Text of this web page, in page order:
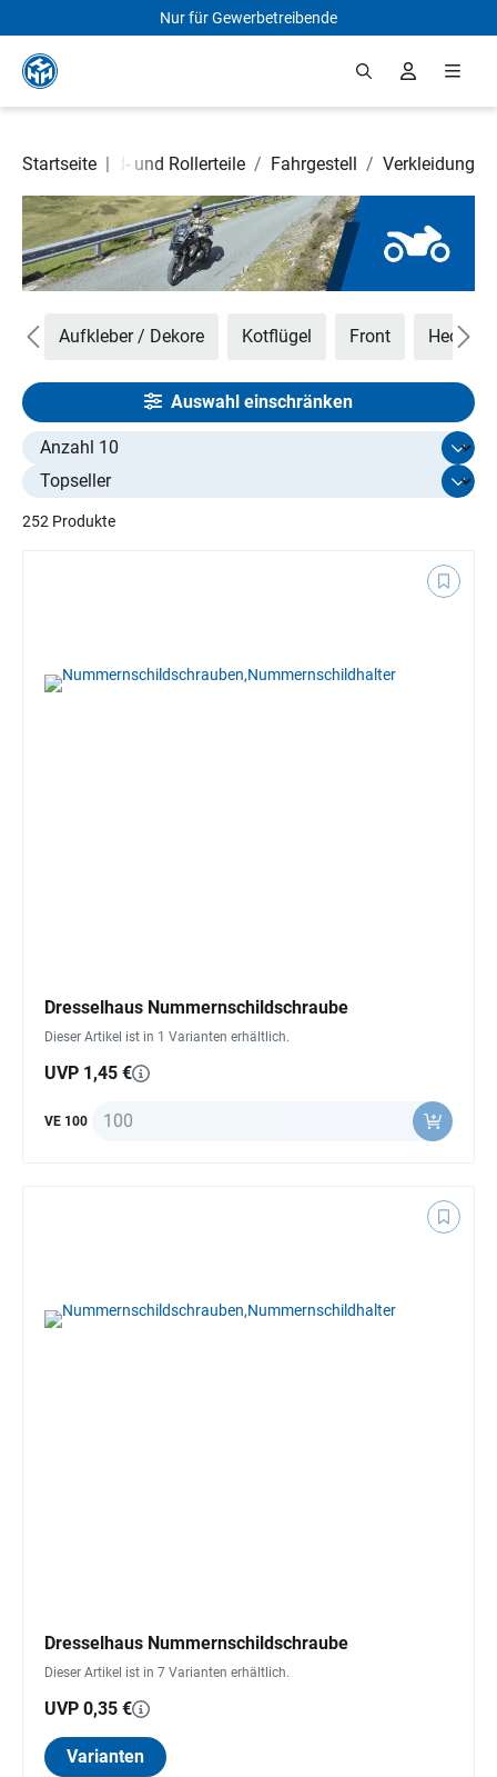
Zum Hauptinhalt springen
Nur für Gewerbetreibende
Startseite |
Motorrad- und Rollerteile / Fahrgestell / Verkleidung
Aufkleber / Dekore Kotflügel Front Heck
Auswahl einschränken
252 Produkte
Select limit
Dresselhaus Nummernschildschraube
Dieser Artikel ist in 1 Varianten erhältlich.
UVP 1,45 €
VE 100 Anzahl
Dresselhaus Nummernschildschraube
Dieser Artikel ist in 7 Varianten erhältlich.
UVP 0,35 €
Varianten